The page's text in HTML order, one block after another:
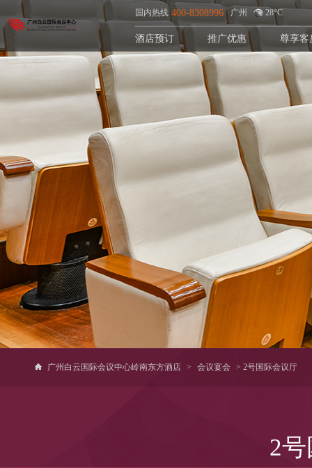
国内热线 400-8308996 广州 28°C
酒店预订 推广优惠 尊享客
广州白云国际会议中心岭南东方酒店 > 会议宴会 > 2号国际会议厅
2